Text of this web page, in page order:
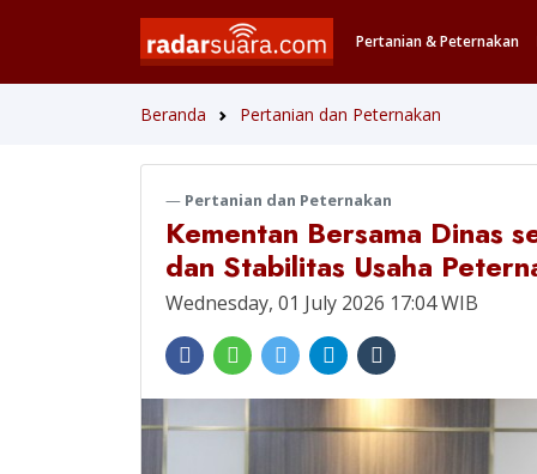
Pertanian & Peternakan
Beranda Pertanian dan Peternakan
Pertanian dan Peternakan
Kementan Bersama Dinas
dan Stabilitas Usaha
Wednesday, 01 July 2026 17:04 WIB